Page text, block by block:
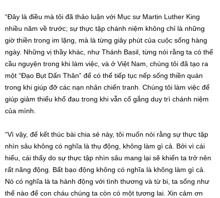
“Đây là điều mà tôi đã thảo luận với Mục sư Martin Luther King
nhiều năm về trước; sự thực tập chánh niệm không chỉ là những
giờ thiền trong im lặng, mà là từng giây phút của cuộc sống hàng
ngày. Những vị thầy khác, như Thánh Basil, từng nói rằng ta có thể
cầu nguyện trong khi làm việc, và ở Việt Nam, chúng tôi đã tạo ra
một “Đạo Bụt Dấn Thân” để có thể tiếp tục nếp sống thiền quán
trong khi giúp đỡ các nạn nhân chiến tranh. Chúng tôi làm việc để
giúp giảm thiểu khổ đau trong khi vẫn cố gắng duy trì chánh niệm
của mình.
“Vì vậy, để kết thúc bài chia sẻ này, tôi muốn nói rằng sự thực tập
nhìn sâu không có nghĩa là thụ động, không làm gì cả. Bởi vì cái
hiểu, cái thấy do sự thực tập nhìn sâu mang lại sẽ khiến ta trở nên
rất năng động. Bất bạo động không có nghĩa là không làm gì cả.
Nó có nghĩa là ta hành động với tình thương và từ bi, ta sống như
thế nào để con cháu chúng ta còn có một tương lai. Xin cảm ơn